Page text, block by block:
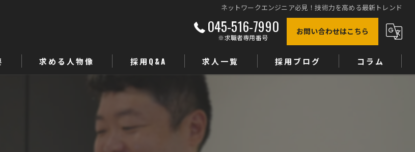
ネットワークエンジニア必見！技術力を高める最新トレンド
045-516-7990
※求職者専用番号
お問い合わせはこちら
求める人物像 採用Q&A 求人一覧 採用ブログ コラム